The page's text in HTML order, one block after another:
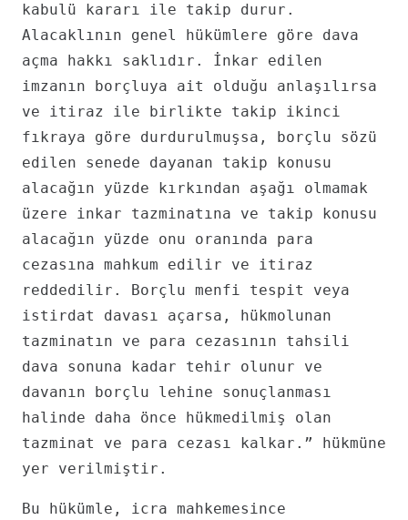
kabulü kararı ile takip durur.
Alacaklının genel hükümlere göre dava
açma hakkı saklıdır. İnkar edilen
imzanın borçluya ait olduğu anlaşılırsa
ve itiraz ile birlikte takip ikinci
fıkraya göre durdurulmuşsa, borçlu sözü
edilen senede dayanan takip konusu
alacağın yüzde kırkından aşağı olmamak
üzere inkar tazminatına ve takip konusu
alacağın yüzde onu oranında para
cezasına mahkum edilir ve itiraz
reddedilir. Borçlu menfi tespit veya
istirdat davası açarsa, hükmolunan
tazminatın ve para cezasının tahsili
dava sonuna kadar tehir olunur ve
davanın borçlu lehine sonuçlanması
halinde daha önce hükmedilmiş olan
tazminat ve para cezası kalkar.” hükmüne
yer verilmiştir.
Bu hükümle, icra mahkemesince